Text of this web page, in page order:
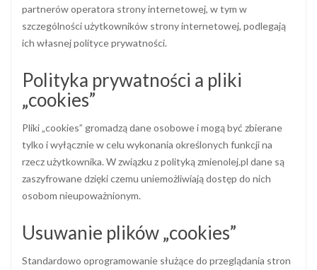
partnerów operatora strony internetowej, w tym w
szczególności użytkowników strony internetowej, podlegają
ich własnej polityce prywatności.
Polityka prywatności a pliki
„cookies”
Pliki „cookies” gromadzą dane osobowe i mogą być zbierane
tylko i wyłącznie w celu wykonania określonych funkcji na
rzecz użytkownika. W związku z polityką zmienolej.pl dane są
zaszyfrowane dzięki czemu uniemożliwiają dostęp do nich
osobom nieupoważnionym.
Usuwanie plików „cookies”
Standardowo oprogramowanie służące do przeglądania stron